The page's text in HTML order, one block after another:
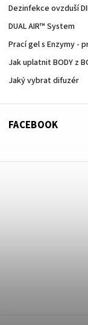
Dezinfekce ovzduší
DUAL AIR™ System
Prací gel s Enzymy -
Jak uplatnit BODY z
Jaký vybrat difuzér
FACEBOOK